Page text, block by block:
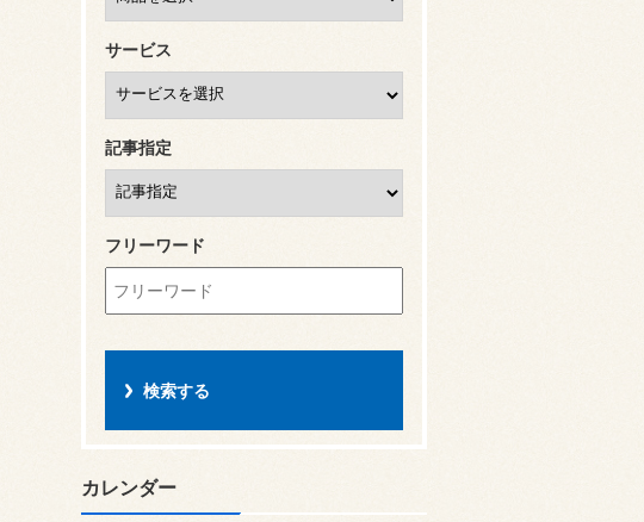
サービス
記事指定
フリーワード
カレンダー